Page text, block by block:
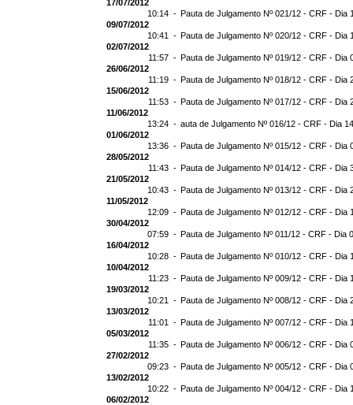
17/07/2012
10:14 - Pauta de Julgamento Nº 021/12 - CRF - Dia
09/07/2012
10:41 - Pauta de Julgamento Nº 020/12 - CRF - Dia
02/07/2012
11:57 - Pauta de Julgamento Nº 019/12 - CRF - Dia
26/06/2012
11:19 - Pauta de Julgamento Nº 018/12 - CRF - Dia
15/06/2012
11:53 - Pauta de Julgamento Nº 017/12 - CRF - Dia
11/06/2012
13:24 - auta de Julgamento Nº 016/12 - CRF - Dia
01/06/2012
13:36 - Pauta de Julgamento Nº 015/12 - CRF - Dia
28/05/2012
11:43 - Pauta de Julgamento Nº 014/12 - CRF - Dia
21/05/2012
10:43 - Pauta de Julgamento Nº 013/12 - CRF - Dia
11/05/2012
12:09 - Pauta de Julgamento Nº 012/12 - CRF - Dia
30/04/2012
07:59 - Pauta de Julgamento Nº 011/12 - CRF - Dia
16/04/2012
10:28 - Pauta de Julgamento Nº 010/12 - CRF - Dia
10/04/2012
11:23 - Pauta de Julgamento Nº 009/12 - CRF - Dia
19/03/2012
10:21 - Pauta de Julgamento Nº 008/12 - CRF - Dia
13/03/2012
11:01 - Pauta de Julgamento Nº 007/12 - CRF - Dia
05/03/2012
11:35 - Pauta de Julgamento Nº 006/12 - CRF - Dia
27/02/2012
09:23 - Pauta de Julgamento Nº 005/12 - CRF - Dia
13/02/2012
10:22 - Pauta de Julgamento Nº 004/12 - CRF - Dia
06/02/2012